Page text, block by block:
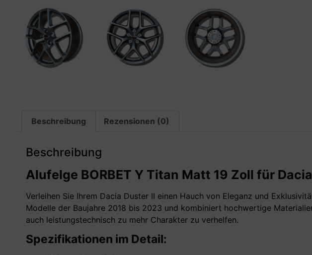
Beschreibung Rezensionen (0)
Beschreibung
Alufelge BORBET Y Titan Matt 19 Zoll für
Verleihen Sie Ihrem Dacia Duster II einen Hauch von Eleganz und
Modelle der Baujahre 2018 bis 2023 und kombiniert hochwertige
auch leistungstechnisch zu mehr Charakter zu verhelfen.
Spezifikationen im Detail: